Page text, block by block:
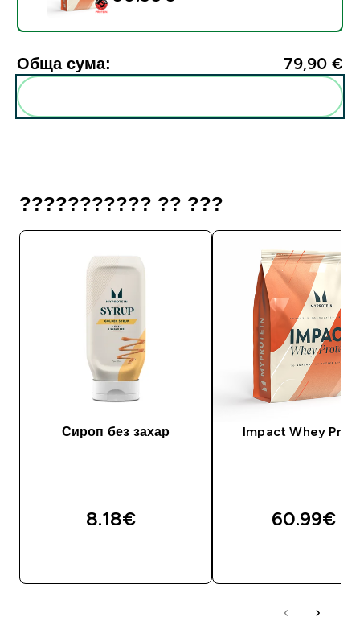
Обща сума: 79,90 €‎
??????????? ?? ???
Сироп без захар
8.18€‎
Impact Whey
60.99€‎